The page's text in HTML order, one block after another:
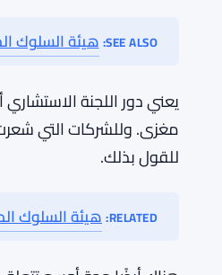
كلا القطاعين بالضغط.
اقرأ أيضًا:
2024
هيئة السلوك المالي البريطاني